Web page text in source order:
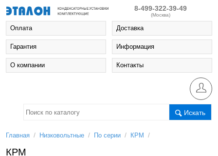
8-499-322-39-49
(Москва)
Оплата Доставка
Гарантия Информация
О компании Контакты
Искать
Главная / Низковольтные / По серии / КРМ /
КРМ